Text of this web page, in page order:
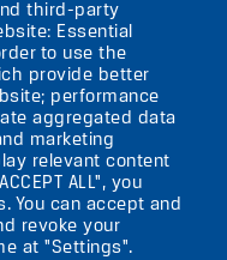
third-party
Essential
to use the
provide better
performance
aggregated data
marketing
relevant content
ALL", you
You can accept and
revoke your
at "Settings".